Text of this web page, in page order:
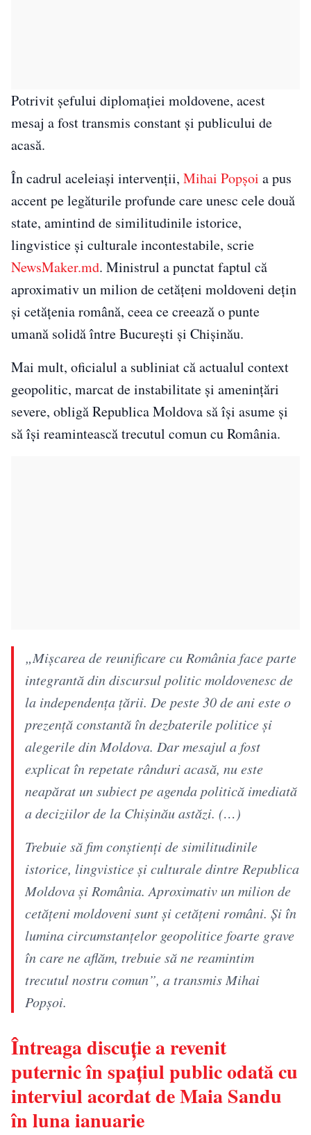
Potrivit șefului diplomației moldovene, acest
mesaj a fost transmis constant și publicului de
acasă.
În cadrul aceleiași intervenții, Mihai Popșoi a pus
accent pe legăturile profunde care unesc cele două
state, amintind de similitudinile istorice,
lingvistice și culturale incontestabile, scrie
NewsMaker.md. Ministrul a punctat faptul că
aproximativ un milion de cetățeni moldoveni dețin
și cetățenia română, ceea ce creează o punte
umană solidă între București și Chișinău.
Mai mult, oficialul a subliniat că actualul context
geopolitic, marcat de instabilitate și amenințări
severe, obligă Republica Moldova să își asume și
să își reamintească trecutul comun cu România.
„Mișcarea de reunificare cu România face parte
integrantă din discursul politic moldovenesc de
la independența țării. De peste 30 de ani este o
prezență constantă în dezbaterile politice și
alegerile din Moldova. Dar mesajul a fost
explicat în repetate rânduri acasă, nu este
neapărat un subiect pe agenda politică imediată
a deciziilor de la Chișinău astăzi. (…)
Trebuie să fim conștienți de similitudinile
istorice, lingvistice și culturale dintre Republica
Moldova și România. Aproximativ un milion de
cetățeni moldoveni sunt și cetățeni români. Și în
lumina circumstanțelor geopolitice foarte grave
în care ne aflăm, trebuie să ne reamintim
trecutul nostru comun”, a transmis Mihai
Popșoi.
Întreaga discuție a revenit
puternic în spațiul public odată cu
interviul acordat de Maia Sandu
în luna ianuarie